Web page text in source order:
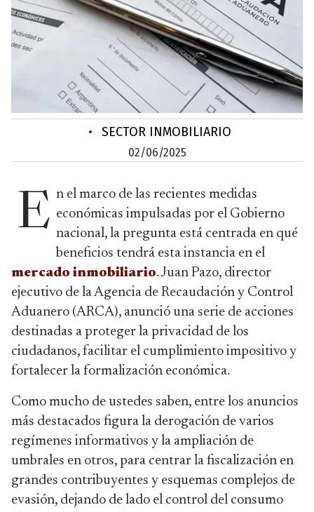
• SECTOR INMOBILIARIO
02/06/2025
E n el marco de las recientes medidas
económicas impulsadas por el Gobierno
nacional, la pregunta está centrada en qué
beneficios tendrá esta instancia en el
mercado inmobiliario. Juan Pazo, director
ejecutivo de la Agencia de Recaudación y Control
Aduanero (ARCA), anunció una serie de acciones
destinadas a proteger la privacidad de los
ciudadanos, facilitar el cumplimiento impositivo y
fortalecer la formalización económica.
Como mucho de ustedes saben, entre los anuncios
más destacados figura la derogación de varios
regímenes informativos y la ampliación de
umbrales en otros, para centrar la fiscalización en
grandes contribuyentes y esquemas complejos de
evasión, dejando de lado el control del consumo